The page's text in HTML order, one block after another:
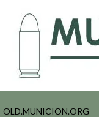
OLD.MUNICION.ORG